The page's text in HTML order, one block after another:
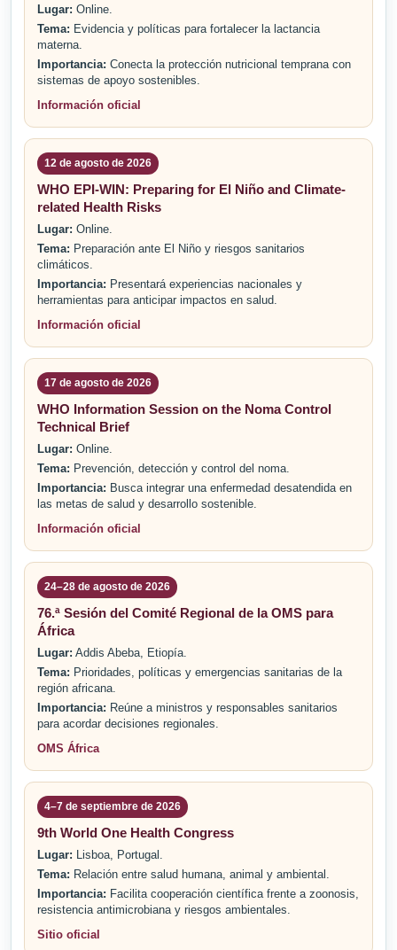
Lugar: Online.
Tema: Evidencia y políticas para fortalecer la lactancia
materna.
Importancia: Conecta la protección nutricional temprana con
sistemas de apoyo sostenibles.
Información oficial
12 de agosto de 2026
WHO EPI-WIN: Preparing for El Niño and Climate-
related Health Risks
Lugar: Online.
Tema: Preparación ante El Niño y riesgos sanitarios
climáticos.
Importancia: Presentará experiencias nacionales y
herramientas para anticipar impactos en salud.
Información oficial
17 de agosto de 2026
WHO Information Session on the Noma Control
Technical Brief
Lugar: Online.
Tema: Prevención, detección y control del noma.
Importancia: Busca integrar una enfermedad desatendida en
las metas de salud y desarrollo sostenible.
Información oficial
24–28 de agosto de 2026
76.ª Sesión del Comité Regional de la OMS para
África
Lugar: Addis Abeba, Etiopía.
Tema: Prioridades, políticas y emergencias sanitarias de la
región africana.
Importancia: Reúne a ministros y responsables sanitarios
para acordar decisiones regionales.
OMS África
4–7 de septiembre de 2026
9th World One Health Congress
Lugar: Lisboa, Portugal.
Tema: Relación entre salud humana, animal y ambiental.
Importancia: Facilita cooperación científica frente a zoonosis,
resistencia antimicrobiana y riesgos ambientales.
Sitio oficial